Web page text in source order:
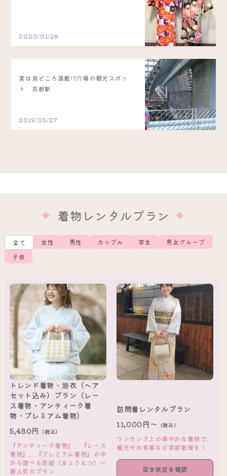
2020/01/29
実は見どころ満載!?穴場の観光スポッ
ト 京都駅
2019/05/27
着物レンタルプラン
全て 女性 男性 カップル 学生
男女グループ
子供
トレンド着物・浴衣（ヘア
セット込み）プラン（レー
ス着物・アンティーク着
物・プレミアム着物）
5,480円 （税込）
『アンティーク着物』、『レース
着物』、『プレミアム着物』の中
から選べる京越（きょうえつ）一
番人気のプラン
訪問着レンタルプラン
11,000円～ （税込）
ワンランク上の華やかな着物で、
観光やお食事など京都散策を！
空き状況を確認